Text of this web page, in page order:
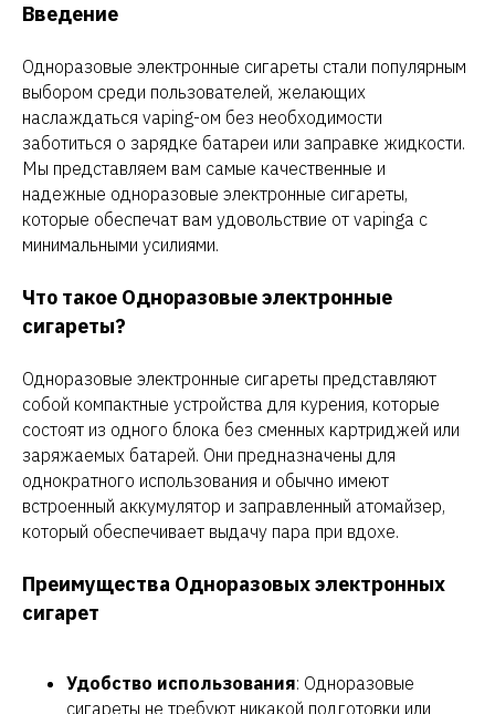
Введение
Одноразовые электронные сигареты стали популярным
выбором среди пользователей, желающих
наслаждаться vaping-ом без необходимости
заботиться о зарядке батареи или заправке жидкости.
Мы представляем вам самые качественные и
надежные одноразовые электронные сигареты,
которые обеспечат вам удовольствие от vapinga с
минимальными усилиями.
Что такое Одноразовые электронные
сигареты?
Одноразовые электронные сигареты представляют
собой компактные устройства для курения, которые
состоят из одного блока без сменных картриджей или
заряжаемых батарей. Они предназначены для
однократного использования и обычно имеют
встроенный аккумулятор и заправленный атомайзер,
который обеспечивает выдачу пара при вдохе.
Преимущества Одноразовых электронных
сигарет
Удобство использования: Одноразовые
сигареты не требуют никакой подготовки или